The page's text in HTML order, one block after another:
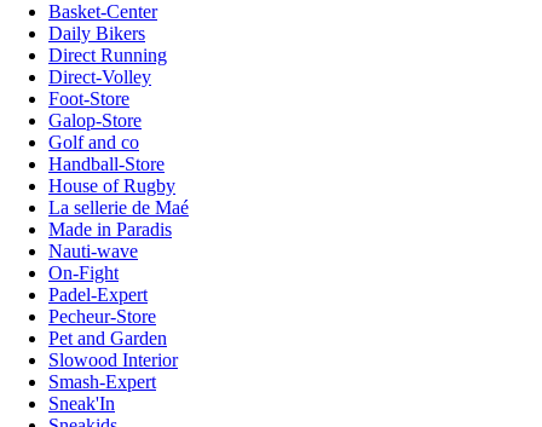
Basket-Center
Daily Bikers
Direct Running
Direct-Volley
Foot-Store
Galop-Store
Golf and co
Handball-Store
House of Rugby
La sellerie de Maé
Made in Paradis
Nauti-wave
On-Fight
Padel-Expert
Pecheur-Store
Pet and Garden
Slowood Interior
Smash-Expert
Sneak'In